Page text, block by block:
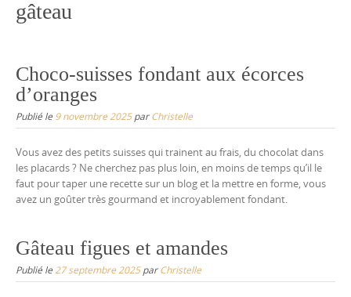
gâteau
Choco-suisses fondant aux écorces
d’oranges
Publié le 9 novembre 2025parChristelle
Vous avez des petits suisses qui trainent au frais, du chocolat dans
les placards ? Ne cherchez pas plus loin, en moins de temps qu’il le
faut pour taper une recette sur un blog et la mettre en forme, vous
avez un goûter très gourmand et incroyablement fondant.
Gâteau figues et amandes
Publié le 27 septembre 2025parChristelle